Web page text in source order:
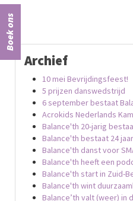
Boek ons
Archief
10 mei Bevrijdingsfeest!
5 prijzen danswedstrijd
6 september bestaat
Acrokids Nederlands
Balance'th 20-jarig
Balance'th bestaat 24 jaar
Balance'th danst voor
Balance'th heeft een
Balance'th start in Zuid-
Balance'th wint
Balance’th valt (weer) in